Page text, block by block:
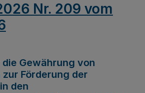
Nr. 209 vom
Gewährung von
Förderung der
den